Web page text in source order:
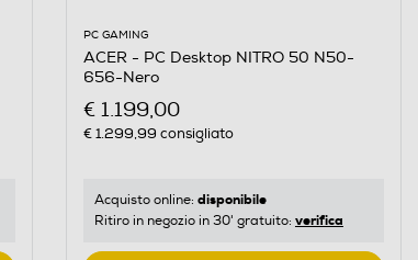
PC GAMING
ACER - PC Desktop NITRO 50 N50-
656-Nero
€ 1.199,00
€ 1.299,99 consigliato
Acquisto online: disponibile
Ritiro in negozio in 30' gratuito: verifica